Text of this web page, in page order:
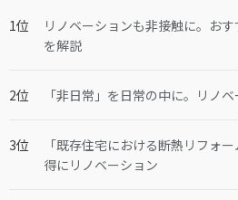
リノベーションも非接触に。お
を解説
「非日常」を日常の中に。リノ
「既存住宅における断熱リフォ
得にリノベーション